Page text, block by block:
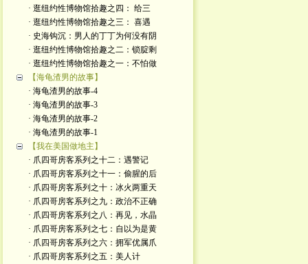
· 逛纽约性博物馆拾趣之四： 给三
· 逛纽约性博物馆拾趣之三： 喜遇
· 史海钩沉：男人的丁丁为何没有阴
· 逛纽约性博物馆拾趣之二：锁腚剩
· 逛纽约性博物馆拾趣之一：不怕做
【海龟渣男的故事】
· 海龟渣男的故事-4
· 海龟渣男的故事-3
· 海龟渣男的故事-2
· 海龟渣男的故事-1
【我在美国做地主】
· 爪四哥房客系列之十二：遇警记
· 爪四哥房客系列之十一：偷腥的后
· 爪四哥房客系列之十：冰火两重天
· 爪四哥房客系列之九：政治不正确
· 爪四哥房客系列之八：再见，水晶
· 爪四哥房客系列之七：自以为是黄
· 爪四哥房客系列之六：拥军优属爪
· 爪四哥房客系列之五：美人计